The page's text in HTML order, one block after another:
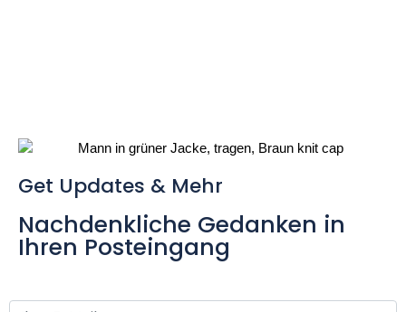
Get Updates & Mehr
Nachdenkliche Gedanken in
Ihren Posteingang